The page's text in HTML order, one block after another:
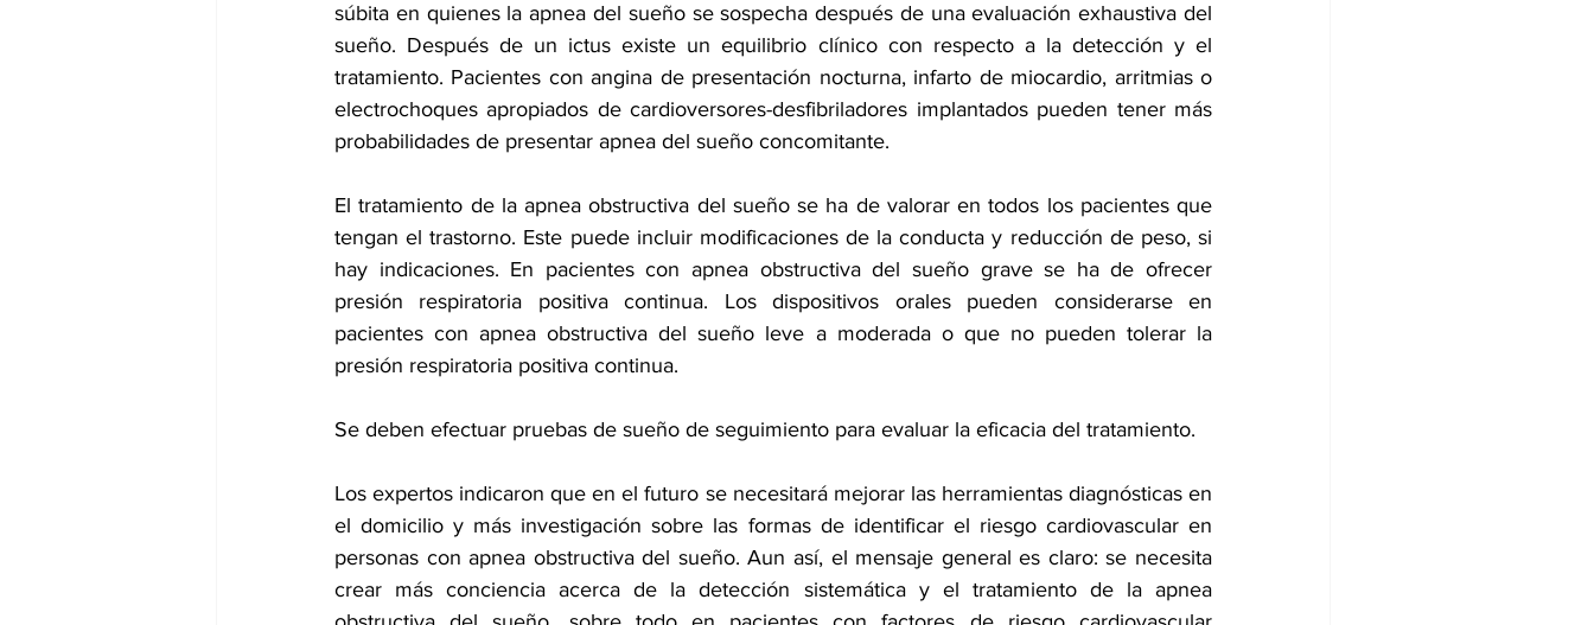
súbita en quienes la apnea del sueño se sospecha después de una evaluación exhaustiva del
sueño. Después de un ictus existe un equilibrio clínico con respecto a la detección y el
tratamiento. Pacientes con angina de presentación nocturna, infarto de miocardio, arritmias o
electrochoques apropiados de cardioversores-desfibriladores implantados pueden tener más
probabilidades de presentar apnea del sueño concomitante.
El tratamiento de la apnea obstructiva del sueño se ha de valorar en todos los pacientes que
tengan el trastorno. Este puede incluir modificaciones de la conducta y reducción de peso, si
hay indicaciones. En pacientes con apnea obstructiva del sueño grave se ha de ofrecer
presión respiratoria positiva continua. Los dispositivos orales pueden considerarse en
presión respiratoria positiva continua.
Se deben efectuar pruebas de sueño de seguimiento para evaluar la eficacia del tratamiento.
Los expertos indicaron que en el futuro se necesitará mejorar las herramientas diagnósticas en
el domicilio y más investigación sobre las formas de identificar el riesgo cardiovascular en
personas con apnea obstructiva del sueño. Aun así, el mensaje general es claro: se necesita
crear más conciencia acerca de la detección sistemática y el tratamiento de la apnea